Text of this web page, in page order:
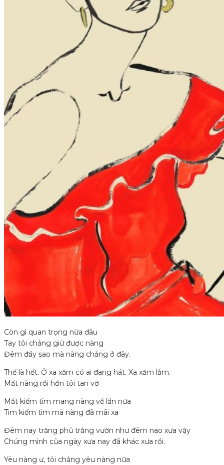
Còn gì quan trọng nữa đâu
Tay tôi chẳng giữ được nàng
Đêm đầy sao mà nàng chẳng ở đây.
Thế là hết. Ở xa xăm có ai đang hát. Xa xăm lắm.
Mất nàng rồi hồn tôi tan vỡ
Mắt kiếm tìm mang nàng về lần nữa
Tim kiếm tìm mà nàng đã mãi xa
Đêm nay trăng phủ trắng vườn như đêm nao xưa vậy
Chúng mình của ngày xưa nay đã khác xưa rồi.
Yêu nàng ư, tôi chẳng yêu nàng nữa